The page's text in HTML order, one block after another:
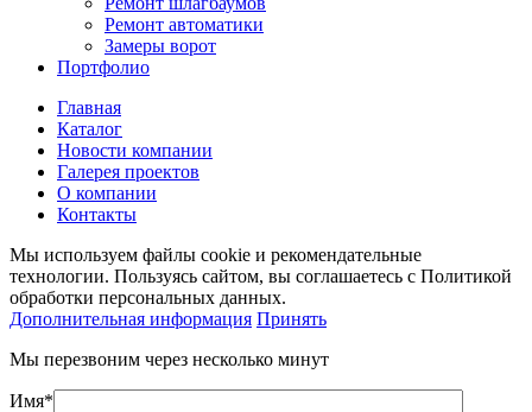
Ремонт автоматики
Замеры ворот
Портфолио
Главная
Каталог
Новости компании
Галерея проектов
О компании
Контакты
Мы используем файлы cookie и рекомендательные
технологии. Пользуясь сайтом, вы соглашаетесь с Политикой
обработки персональных данных.
Дополнительная информация Принять
Мы перезвоним через несколько минут
Имя*